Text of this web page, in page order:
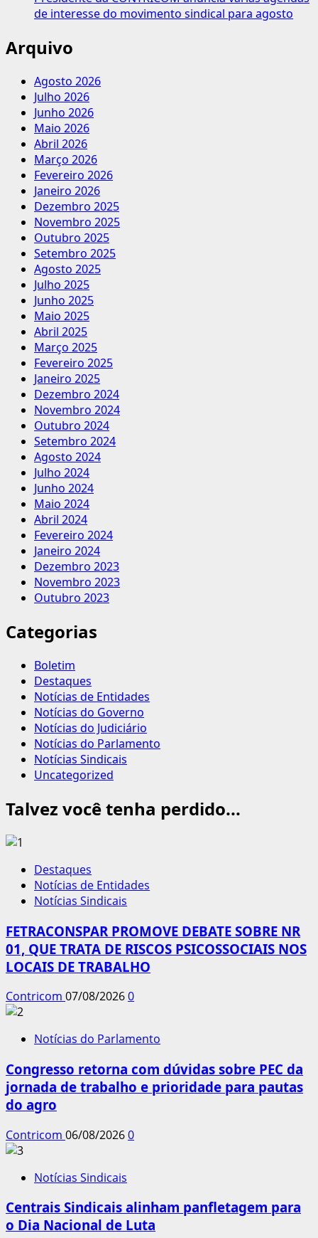
de interesse do movimento sindical para agosto
Arquivo
Agosto 2026
Julho 2026
Junho 2026
Maio 2026
Abril 2026
Março 2026
Fevereiro 2026
Janeiro 2026
Dezembro 2025
Novembro 2025
Outubro 2025
Setembro 2025
Agosto 2025
Julho 2025
Junho 2025
Maio 2025
Abril 2025
Março 2025
Fevereiro 2025
Janeiro 2025
Dezembro 2024
Novembro 2024
Outubro 2024
Setembro 2024
Agosto 2024
Julho 2024
Junho 2024
Maio 2024
Abril 2024
Fevereiro 2024
Janeiro 2024
Dezembro 2023
Novembro 2023
Outubro 2023
Categorias
Boletim
Destaques
Notícias de Entidades
Notícias do Governo
Notícias do Judiciário
Notícias do Parlamento
Notícias Sindicais
Uncategorized
Talvez você tenha perdido...
Destaques
Notícias de Entidades
Notícias Sindicais
FETRACONSPAR PROMOVE DEBATE SOBRE NR
01, QUE TRATA DE RISCOS PSICOSSOCIAIS NOS
LOCAIS DE TRABALHO
Contricom 07/08/20260
Notícias do Parlamento
Congresso retorna com dúvidas sobre PEC da
jornada de trabalho e prioridade para pautas
do agro
Contricom 06/08/20260
Notícias Sindicais
Centrais Sindicais alinham panfletagem para
o Dia Nacional de Luta